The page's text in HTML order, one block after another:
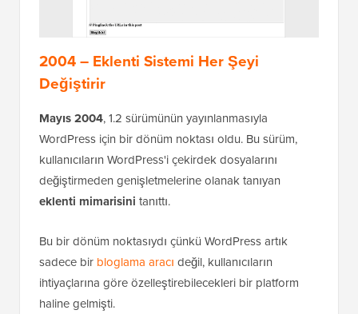
2004 – Eklenti Sistemi Her Şeyi
Değiştirir
Mayıs 2004, 1.2 sürümünün yayınlanmasıyla
WordPress için bir dönüm noktası oldu. Bu sürüm,
kullanıcıların WordPress'i çekirdek dosyalarını
değiştirmeden genişletmelerine olanak tanıyan
eklenti mimarisini tanıttı.
Bu bir dönüm noktasıydı çünkü WordPress artık
sadece bir bloglama aracı değil, kullanıcıların
ihtiyaçlarına göre özelleştirebilecekleri bir platform
haline gelmişti.